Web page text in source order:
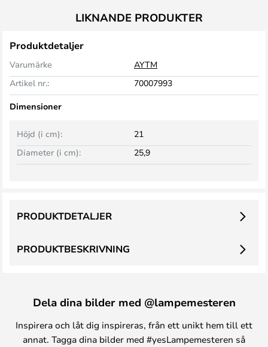
LIKNANDE PRODUKTER
Produktdetaljer
Varumärke
AYTM
Artikel nr.:
70007993
Dimensioner
Höjd (i cm):
21
Diameter (i cm):
25,9
PRODUKTBESKRIVNING
PRODUKTDETALJER
Dela dina bilder med @lampemesteren
Inspirera och låt dig inspireras, från ett unikt hem till ett
annat. Tagga dina bilder med #yesLampemesteren så